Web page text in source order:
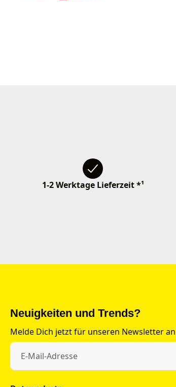
1-2 Werktage Lieferzeit *¹
Neuigkeiten und Trends?
Melde Dich jetzt für unseren Newsletter